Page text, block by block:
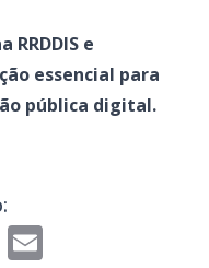
e
essencial para
pública digital.
Messenger